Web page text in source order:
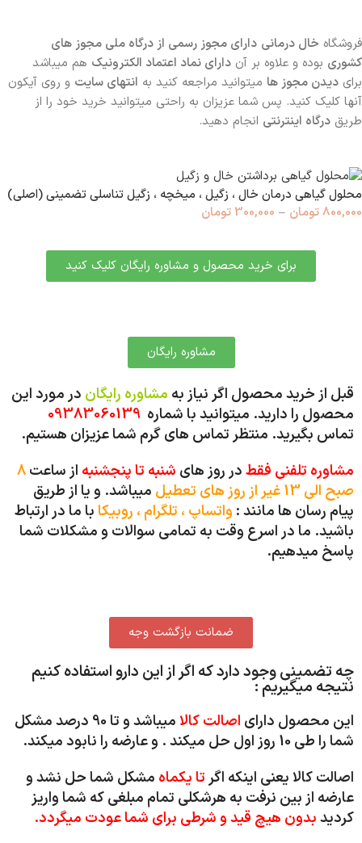
فروشگاه خال درمانی دارای مجوز رسمی از درگاه ملی مجوز های
کشوری بوده و علاوه بر آن دارای نماد اعتماد الکترونیک هم میباشد
برای دیدن مجوز ها میتوانید مراجعه کنید به انتهای سایت و روی آیکون
آنها کلیک کنید. پس شما عزیزان به راحتی میتوانید خرید خود را از
طریق درگاه اینترنتی انجام دهید.
محلول گیاهی درمان خال ، زگیل ، میخچه ، زگیل تناسلی تضمینی (اصلی)
800,000تومان –
300,000 تومان
برای خرید محصول و مشاوره رایگان کلیک کنید
مشاوره رایگان
قبل از خرید محصول اگر نیاز به مشاوره رایگان در مورد این
محصول را دارید. میتوانید با شماره 09383060139
تماس بگیرید. منتظر تماس های گرم شما عزیزان هستیم.
مشاوره تلفنی فقطدر روز های شنبه تا پنجشنبه از ساعت8
صبح الی 13 غیر از روز های تعطیل
میباشد. و یا از طریق
پیام رسان ها مانند : واتساپ ، تلگرام ، روبیکابا ما در ارتباط
باشید. ما در اسرع وقت به تمامی سوالات و مشکلات شما
پاسخ میدهیم.
ضمانت بازگشت وجه
چه تضمینی وجود دارد که اگر از این دارو استفاده کنیم
نتیجه میگیریم :
این محصول دارای اصالت کالا
میباشد و تا 90 درصد مشکل
شما را طی 10 روز اول حل میکند . و عارضه را نابود میکند.
اصالت کالا یعنی اینکه اگرتا یکماه مشکل شما حل نشد و
عارضه از بین نرفت به هرشکلی تمام مبلغی که شما واریز
کردیدبدون هیچ قید و شرطی برای شما عودت میگردد.